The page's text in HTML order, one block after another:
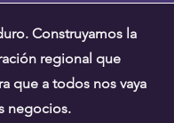
Construyamos la
regional que
que a todos nos vaya
negocios.